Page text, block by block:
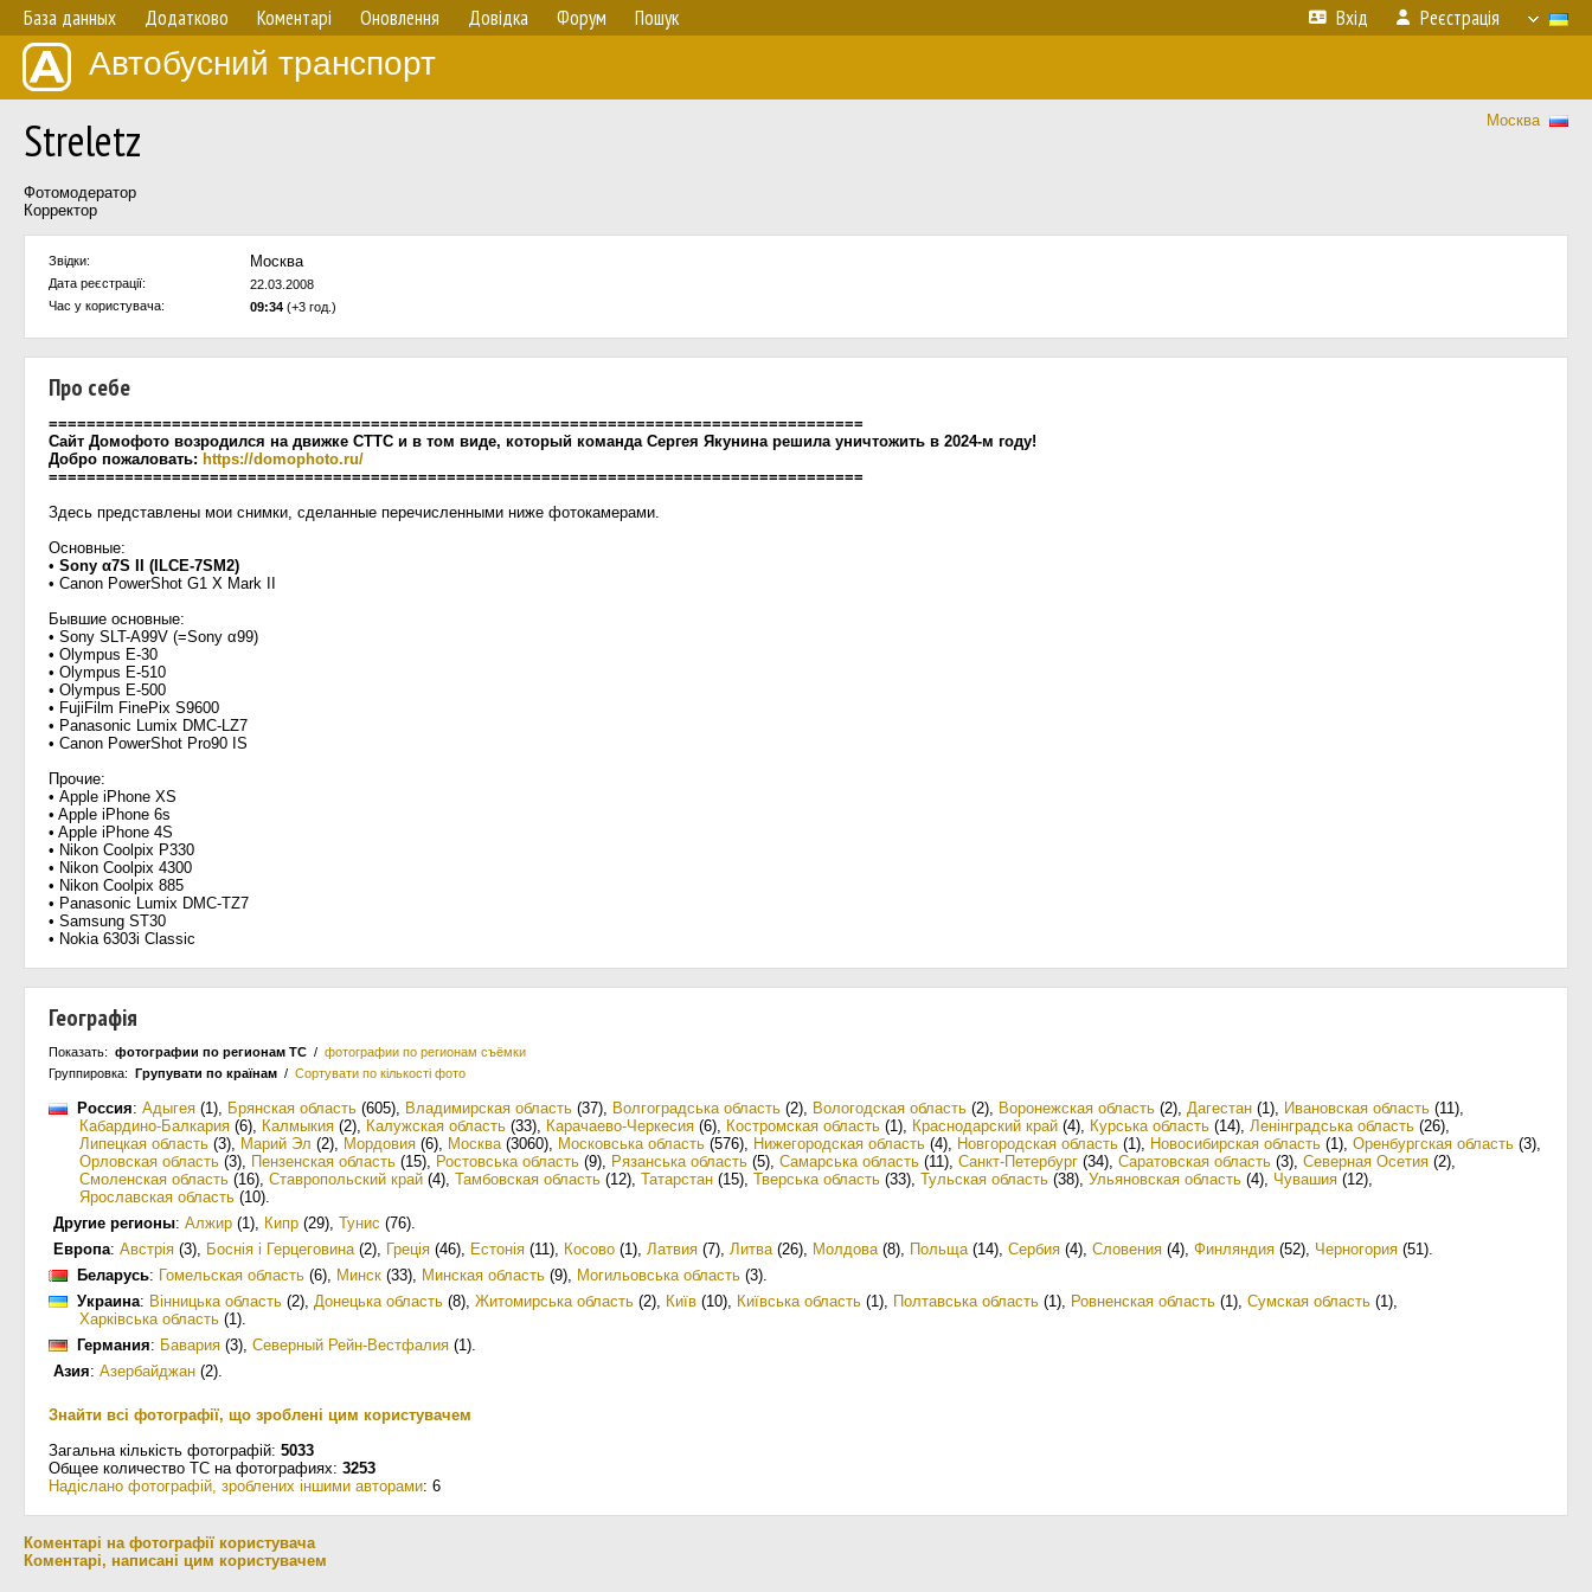
База данных Додатково Коментарі Оновлення Довідка Форум Пошук Вхід Реєстрація
Автобусний транспорт
Москва
Streletz
Фотомодератор
Корректор
Звідки: Москва
Дата реєстрації:
22.03.2008
Час у користувача:
09:34 (+3 год.)
Про себе
======================================================================================
Сайт Домофото возродился на движке СТТС и в том виде, который команда Сергея Якунина решила уничтожить в 2024-м году!
Добро пожаловать: https://domophoto.ru/
======================================================================================
Здесь представлены мои снимки, сделанные перечисленными ниже фотокамерами.
Основные:
• Sony α7S II (ILCE-7SM2)
• Canon PowerShot G1 X Mark II
Бывшие основные:
• Sony SLT-A99V (=Sony α99)
• Olympus E-30
• Olympus E-510
• Olympus E-500
• FujiFilm FinePix S9600
• Panasonic Lumix DMC-LZ7
• Canon PowerShot Pro90 IS
Прочие:
• Apple iPhone XS
• Apple iPhone 6s
• Apple iPhone 4S
• Nikon Coolpix P330
• Nikon Coolpix 4300
• Nikon Coolpix 885
• Panasonic Lumix DMC-TZ7
• Samsung ST30
• Nokia 6303i Classic
Географія
Показать: фотографии по регионам ТС / фотографии по регионам съёмки
Группировка: Групувати по країнам / Сортувати по кількості фото
Россия: Адыгея (1), Брянская область (605), Владимирская область (37), Волгоградська область (2), Вологодская область (2), Воронежская область (2), Дагестан (1), Ивановская область (11),
Кабардино-Балкария (6), Калмыкия (2), Калужская область (33), Карачаево-Черкесия (6), Костромская область (1), Краснодарский край (4), Курська область (14), Ленінградська область (26),
Липецкая область (3), Марий Эл (2), Мордовия (6), Москва(3060), Московська область (576), Нижегородская область (4), Новгородская область (1), Новосибирская область (1), Оренбургская область (3),
Орловская область (3), Пензенская область (15), Ростовська область (9), Рязанська область (5), Самарська область (11), Санкт-Петербург (34), Саратовская область (3), Северная Осетия (2),
Смоленская область (16), Ставропольский край (4), Тамбовская область (12), Татарстан (15), Тверська область (33), Тульская область (38), Ульяновская область (4), Чувашия (12),
Ярославская область (10).
Другие регионы: Алжир (1), Кипр (29), Тунис (76).
Европа: Австрія (3), Боснія і Герцеговина(2), Греція (46), Естонія (11), Косово (1), Латвия (7), Литва(26), Молдова(8), Польща(14), Сербия (4), Словения (4), Финляндия (52), Черногория (51).
Беларусь: Гомельская область (6), Минск (33), Минская область (9), Могильовська область (3).
Украина: Вiнницька область (2), Донецька область (8), Житомирська область (2), Київ (10), Київська область (1), Полтавська область (1), Ровненская область (1), Сумская область (1),
Харківська область (1).
Германия: Бавария (3), Северный Рейн-Вестфалия (1).
Азия: Азербайджан (2).
Знайти всі фотографії, що зроблені цим користувачем
Загальна кількість фотографій: 5033
Общее количество ТС на фотографиях: 3253
Надіслано фотографій, зроблених іншими авторами: 6
Коментарі на фотографії користувача
Коментарі, написані цим користувачем